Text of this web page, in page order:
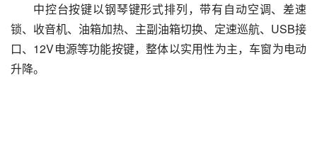
中控台按键以钢琴键形式排列，带有自动空调、差速
锁、收音机、油箱加热、主副油箱切换、定速巡航、USB接
口、12V电源等功能按键，整体以实用性为主，车窗为电动
升降。